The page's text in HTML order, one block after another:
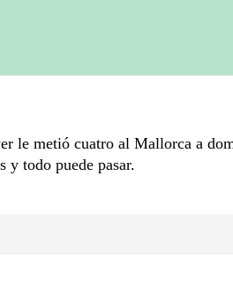
le metió cuatro al Mallorca a
y todo puede pasar.